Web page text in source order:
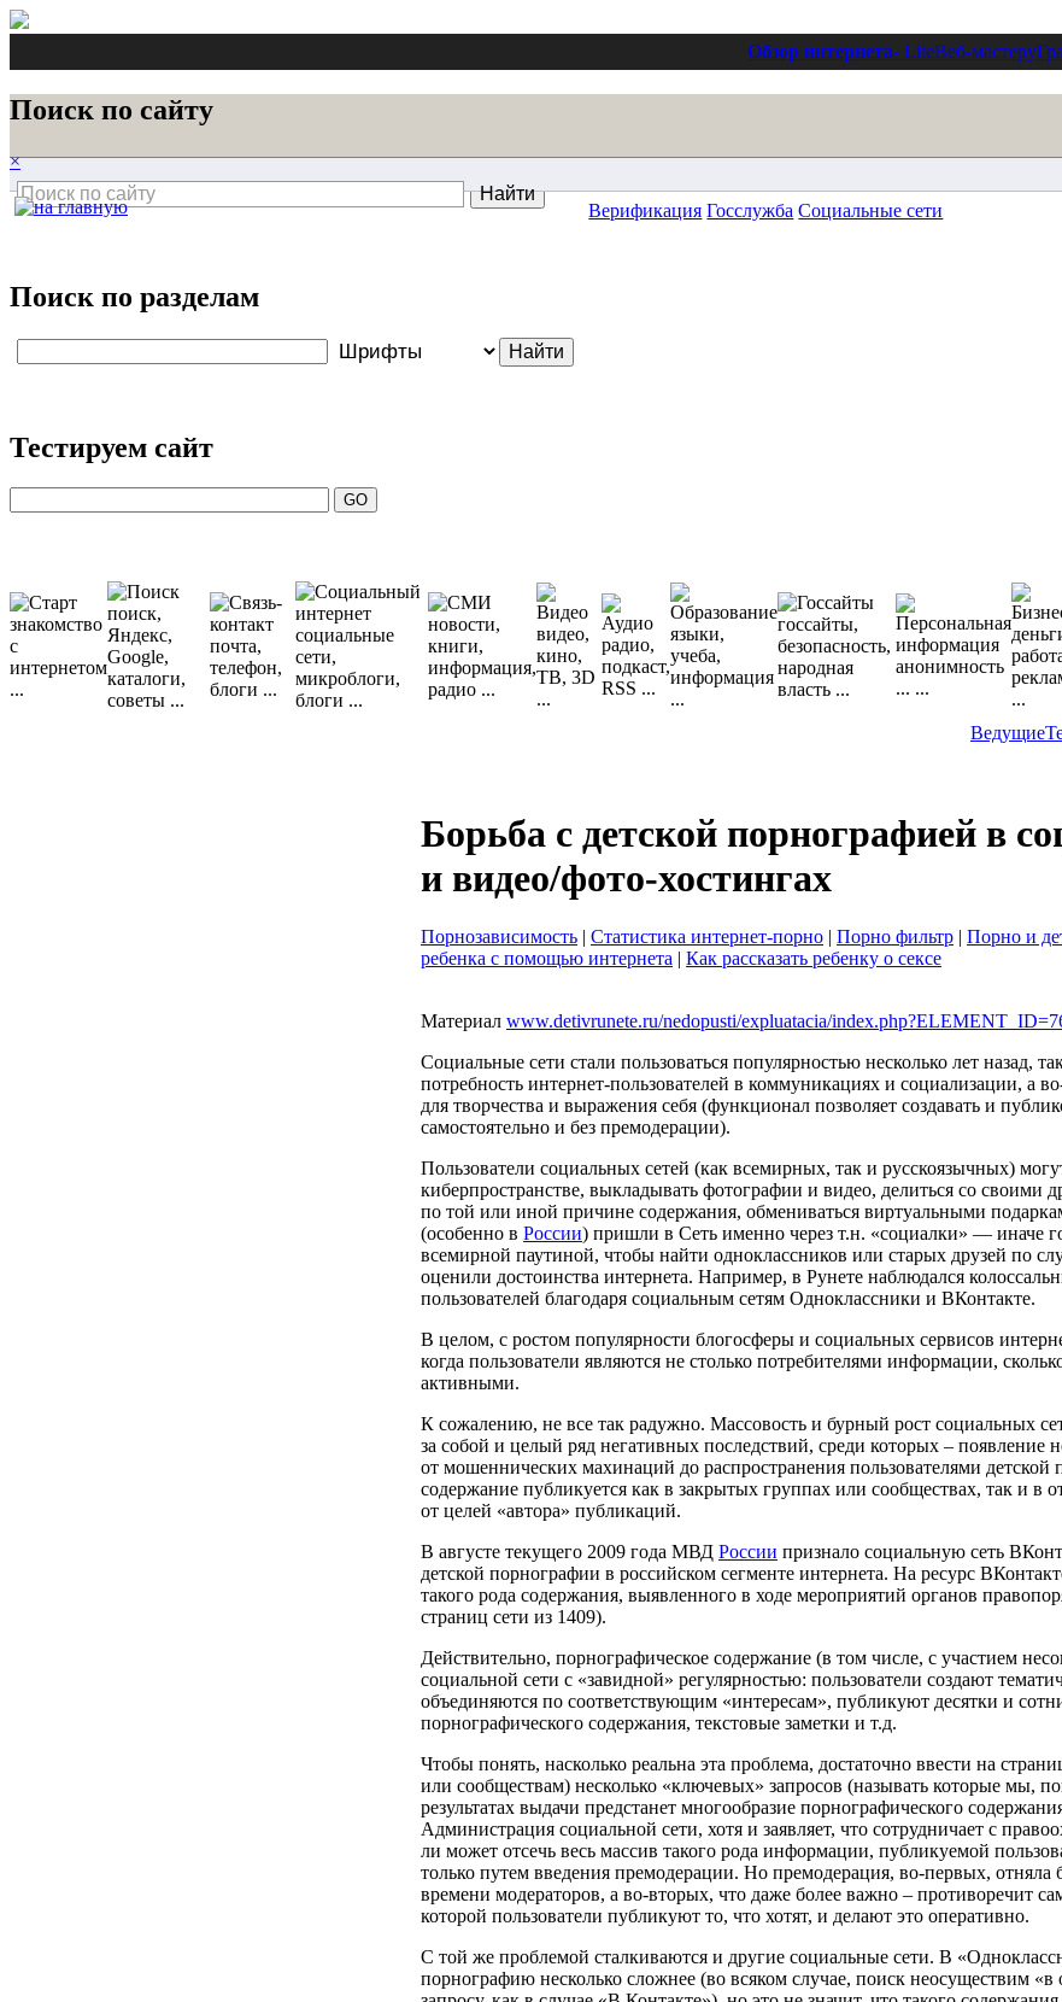
Обзор интернета- LiteВеб-мастеру
Поиск по сайту
×
Поиск по разделам
Тестируем сайт
Ведущие
Верификация Госслужба Социальные сети
Борьба с детской порнографией в
и видео/фото-хостингах
Порнозависимость | Статистика интернет-порно | Порно фильтр | Порно и
ребенка с помощью интернета | Как рассказать ребенку о сексе
Материал www.detivrunete.ru/nedopusti/expluatacia/
Социальные сети стали пользоваться популярностью несколько лет назад,
потребность интернет-пользователей в коммуникациях и социализации, а
для творчества и выражения себя (функционал позволяет создавать и
самостоятельно и без премодерации).
Пользователи социальных сетей (как всемирных, так и русскоязычных)
киберпространстве, выкладывать фотографии и видео, делиться со своими
по той или иной причине содержания, обмениваться виртуальными
(особенно в России) пришли в Сеть именно через т.н. «социалки» — иначе
всемирной паутиной, чтобы найти одноклассников или старых друзей по
оценили достоинства интернета. Например, в Рунете наблюдался
пользователей благодаря социальным сетям Одноклассники и ВКонтакте.
В целом, с ростом популярности блогосферы и социальных сервисов
когда пользователи являются не столько потребителями информации,
активными.
К сожалению, не все так радужно. Массовость и бурный рост социальных
за собой и целый ряд негативных последствий, среди которых – появление
от мошеннических махинаций до распространения пользователями
содержание публикуется как в закрытых группах или сообществах, так и в
от целей «автора» публикаций.
В августе текущего 2009 года МВД России признало социальную сеть
детской порнографии в российском сегменте интернета. На ресурс
такого рода содержания, выявленного в ходе мероприятий органов
страниц сети из 1409).
Действительно, порнографическое содержание (в том числе, с участием
социальной сети с «завидной» регулярностью: пользователи создают
объединяются по соответствующим «интересам», публикуют десятки и
порнографического содержания, текстовые заметки и т.д.
Чтобы понять, насколько реальна эта проблема, достаточно ввести на
или сообществам) несколько «ключевых» запросов (называть которые мы,
результатах выдачи предстанет многообразие порнографического
Администрация социальной сети, хотя и заявляет, что сотрудничает с
ли может отсечь весь массив такого рода информации, публикуемой
только путем введения премодерации. Но премодерация, во-первых, отняла
времени модераторов, а во-вторых, что даже более важно – противоречит
которой пользователи публикуют то, что хотят, и делают это оперативно.
С той же проблемой сталкиваются и другие социальные сети. В
порнографию несколько сложнее (во всяком случае, поиск неосуществим